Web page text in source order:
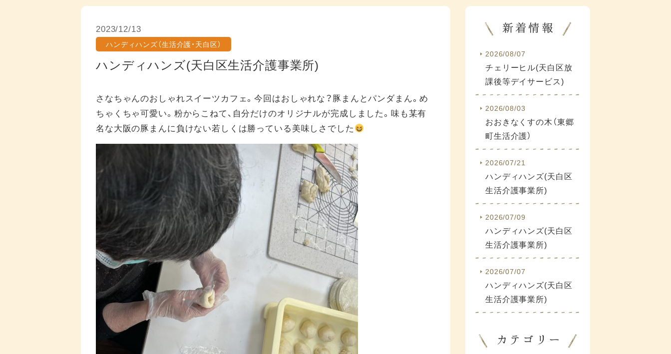
2023/12/13
ハンディハンズ（生活介護・天白区）
ハンディハンズ(天白区生活介護事業所)
さなちゃんのおしゃれスイーツカフェ。今回はおしゃれな？豚まんとパンダまん。め
ちゃくちゃ可愛い。粉からこねて、自分だけのオリジナルが完成しました。味も某有
名な大阪の豚まんに負けない若しくは勝っている美味しさでした
2026/08/07
チェリーヒル(天白区放
課後等デイサービス)
2026/08/03
おおきなくすの木（東郷
町生活介護）
2026/07/21
ハンディハンズ(天白区
生活介護事業所)
2026/07/09
ハンディハンズ(天白区
生活介護事業所)
2026/07/07
ハンディハンズ(天白区
生活介護事業所)